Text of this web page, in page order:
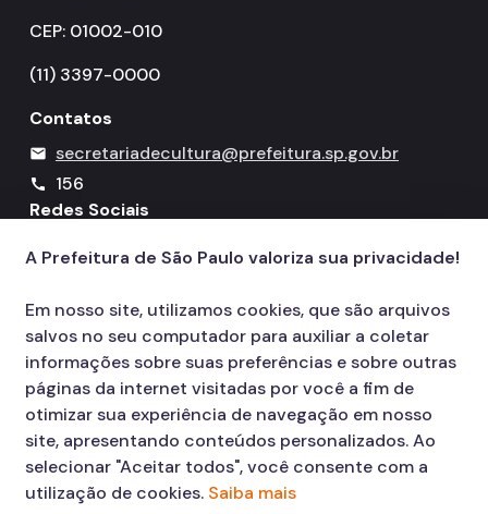
CEP: 01002-010
(11) 3397-0000
Contatos
mail secretariadecultura@prefeitura.sp.gov.br
call
156
Redes Sociais
Icone do YouTube
Icone do X
Icone do Instagram
Icone do Facebook
Icone do Flickr
A Prefeitura de São Paulo valoriza sua privacidade!
Em nosso site, utilizamos cookies, que são arquivos
salvos no seu computador para auxiliar a coletar
informações sobre suas preferências e sobre outras
páginas da internet visitadas por você a fim de
otimizar sua experiência de navegação em nosso
site, apresentando conteúdos personalizados. Ao
selecionar "Aceitar todos", você consente com a
utilização de cookies. Saiba mais